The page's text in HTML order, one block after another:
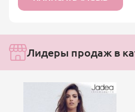
Лидеры продаж в